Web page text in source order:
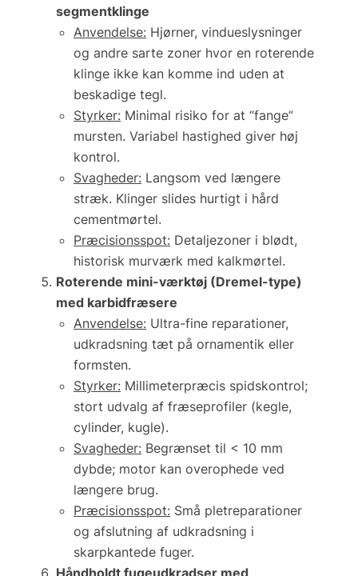
segmentklinge
Anvendelse: Hjørner, vindueslysninger
og andre sarte zoner hvor en roterende
klinge ikke kan komme ind uden at
beskadige tegl.
Styrker: Minimal risiko for at “fange”
mursten. Variabel hastighed giver høj
kontrol.
Svagheder: Langsom ved længere
stræk. Klinger slides hurtigt i hård
cementmørtel.
Præcisionsspot: Detaljezoner i blødt,
historisk murværk med kalkmørtel.
Roterende mini-værktøj (Dremel-type)
med karbidfræsere
Anvendelse: Ultra-fine reparationer,
udkradsning tæt på ornamentik eller
formsten.
Styrker: Millimeterpræcis spidskontrol;
stort udvalg af fræseprofiler (kegle,
cylinder, kugle).
Svagheder: Begrænset til < 10 mm
dybde; motor kan overophede ved
længere brug.
Præcisionsspot: Små pletreparationer
og afslutning af udkradsning i
skarpkantede fuger.